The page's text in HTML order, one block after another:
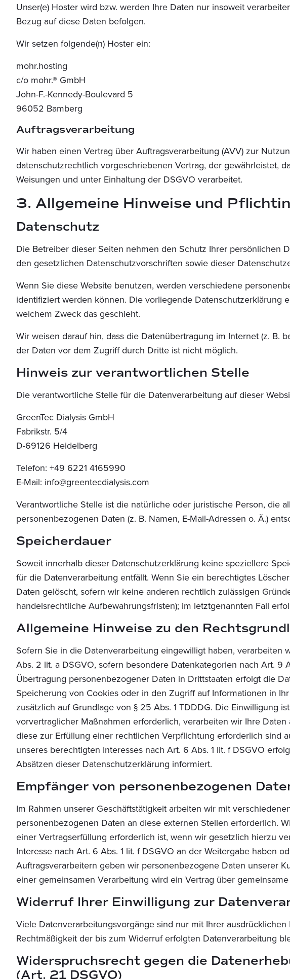
Unser(e) Hoster wird bzw. werden Ihre Daten nur insoweit
Bezug auf diese Daten befolgen.
Wir setzen folgende(n) Hoster ein:
mohr.hosting
c/o mohr.® GmbH
John-F.-Kennedy-Boulevard 5
96052 Bamberg
Auftragsverarbeitung
Wir haben einen Vertrag über Auftragsverarbeitung (AVV) zur
datenschutzrechtlich vorgeschriebenen Vertrag, der gewährleistet,
Weisungen und unter Einhaltung der DSGVO verarbeitet.
3. Allgemeine Hinweise und
Datenschutz
Die Betreiber dieser Seiten nehmen den Schutz Ihrer persönlichen
den gesetzlichen Datenschutzvorschriften sowie dieser
Wenn Sie diese Website benutzen, werden verschiedene
identifiziert werden können. Die vorliegende Datenschutzerklärung
welchem Zweck das geschieht.
Wir weisen darauf hin, dass die Datenübertragung im Internet (z. B.
der Daten vor dem Zugriff durch Dritte ist nicht möglich.
Hinweis zur verantwortlichen Stelle
Die verantwortliche Stelle für die Datenverarbeitung auf dieser
GreenTec Dialysis GmbH
Fabrikstr. 5/4
D-69126 Heidelberg
Telefon: +49 6221 4165990
E-Mail: info@greentecdialysis.com
Verantwortliche Stelle ist die natürliche oder juristische Person, die
personenbezogenen Daten (z. B. Namen, E-Mail-Adressen o. Ä.)
Speicherdauer
Soweit innerhalb dieser Datenschutzerklärung keine speziellere
für die Datenverarbeitung entfällt. Wenn Sie ein berechtigtes
Daten gelöscht, sofern wir keine anderen rechtlich zulässigen
handelsrechtliche Aufbewahrungsfristen); im letztgenannten Fall
Allgemeine Hinweise zu den
Sofern Sie in die Datenverarbeitung eingewilligt haben, verarbeiten
Abs. 2 lit. a DSGVO, sofern besondere Datenkategorien nach Art.
Übertragung personenbezogener Daten in Drittstaaten erfolgt die
Speicherung von Cookies oder in den Zugriff auf Informationen in
zusätzlich auf Grundlage von § 25 Abs. 1 TDDDG. Die Einwilligung
vorvertraglicher Maßnahmen erforderlich, verarbeiten wir Ihre
diese zur Erfüllung einer rechtlichen Verpflichtung erforderlich sind
unseres berechtigten Interesses nach Art. 6 Abs. 1 lit. f DSGVO
Absätzen dieser Datenschutzerklärung informiert.
Empfänger von personenbezogenen
Im Rahmen unserer Geschäftstätigkeit arbeiten wir mit
personenbezogenen Daten an diese externen Stellen erforderlich.
einer Vertragserfüllung erforderlich ist, wenn wir gesetzlich hierzu
Interesse nach Art. 6 Abs. 1 lit. f DSGVO an der Weitergabe haben
Auftragsverarbeitern geben wir personenbezogene Daten unserer
einer gemeinsamen Verarbeitung wird ein Vertrag über
Widerruf Ihrer Einwilligung zur
Viele Datenverarbeitungsvorgänge sind nur mit Ihrer
Rechtmäßigkeit der bis zum Widerruf erfolgten Datenverarbeitung
Widerspruchsrecht gegen die
(Art. 21 DSGVO)